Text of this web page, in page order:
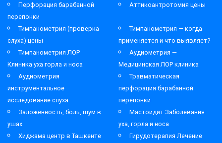
Перфорация барабанной
перепонки
Аттикоантротомия цены
Тимпанометрия (проверка
слуха) цены
Тимпанометрия — когда
применяется и что выявляет?
Тимпанометрия ЛОР
Клиника уха горла и носа
Аудиометрия —
Медицинская ЛОР клиника
Аудиометрия
инструментальное
исследование слуха
Травматическая
перфорация барабанной
перепонки
Заложенность, боль, шум в
ушах
Мастоидит Заболевания
уха, горла и носа
Хиджама центр в Ташкенте
Гирудотерапия Лечение